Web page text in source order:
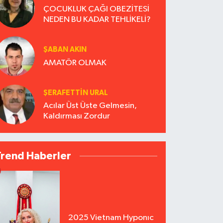
ÇOCUKLUK ÇAĞI OBEZİTESİ
NEDEN BU KADAR TEHLİKELİ?
ŞABAN AKIN
AMATÖR OLMAK
ŞERAFETTIN URAL
Acılar Üst Üste Gelmesin,
Kaldırması Zordur
Haberler
2025 Vietnam Hyponıc